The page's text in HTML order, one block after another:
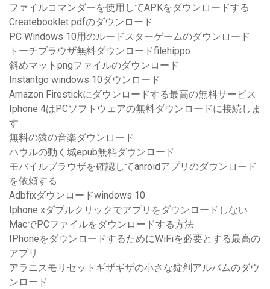
ファイルコマンダーを使用してAPKをダウンロードする
Createbooklet pdfのダウンロード
PC Windows 10用のルードスターゲームのダウンロード
トーチブラウザ無料ダウンロードfilehippo
斜めマットpngファイルのダウンロード
Instantgo windows 10ダウンロード
Amazon Firestickにダウンロードする最高の無料サービス
Iphone 4はPCソフトウェアの無料ダウンロードに接続しま
す
無料の猿の音楽ダウンロード
ハウルの動く城epub無料ダウンロード
モバイルブラウザを確認してanroidアプリのダウンロード
を依頼する
Adbfixダウンロードwindows 10
Iphone xダブルクリックでアプリをダウンロードしない
MacでPCファイルをダウンロードする方法
IPhoneをダウンロードするためにWiFiを必要とする最高の
アプリ
アラニスモリセットギザギザの小さな錠剤アルバムのダウ
ンロード